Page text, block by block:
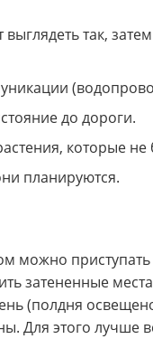
так,
до дороги.
которые не
планируются.
можно
затененные
(полдня
Для этого лучше